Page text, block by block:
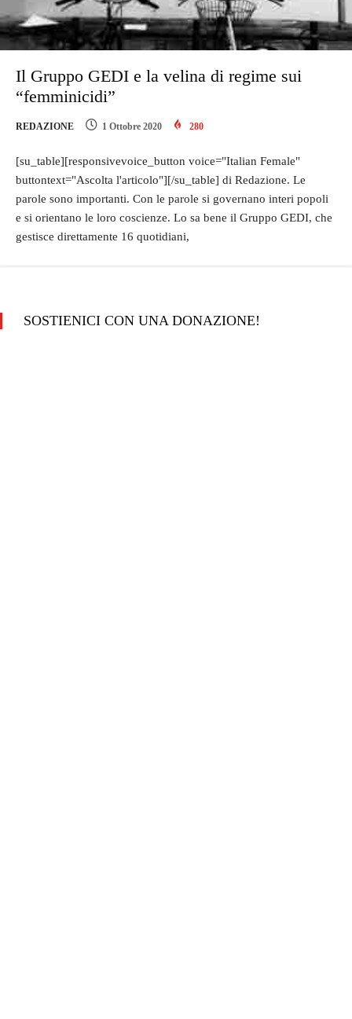
Il Gruppo GEDI e la velina di regime sui
“femminicidi”
REDAZIONE 1 Ottobre 2020 280
[su_table][responsivevoice_button voice="Italian Female"
buttontext="Ascolta l'articolo"][/su_table] di Redazione. Le
parole sono importanti. Con le parole si governano interi popoli
e si orientano le loro coscienze. Lo sa bene il Gruppo GEDI, che
gestisce direttamente 16 quotidiani,
SOSTIENICI CON UNA DONAZIONE!